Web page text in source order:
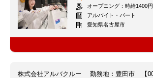
オープニング：時給1400円 通常：時
アルバイト・パート
愛知県名古屋市
株式会社アルバクルー 勤務地：豊田市 【